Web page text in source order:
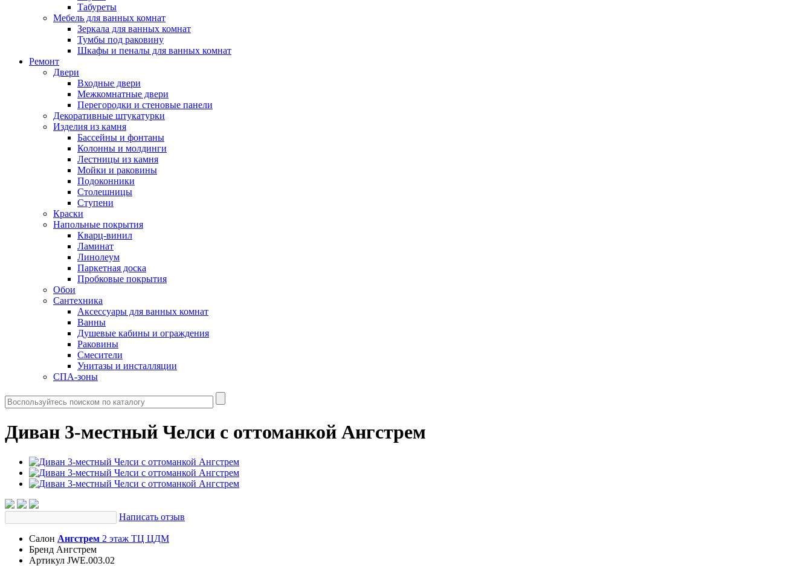
Табуреты
Мебель для ванных комнат
Зеркала для ванных комнат
Тумбы под раковину
Шкафы и пеналы для ванных комнат
Ремонт
Двери
Входные двери
Межкомнатные двери
Перегородки и стеновые панели
Декоративные штукатурки
Изделия из камня
Бассейны и фонтаны
Колонны и молдинги
Лестницы из камня
Мойки и раковины
Подоконники
Столешницы
Ступени
Краски
Напольные покрытия
Кварц-винил
Ламинат
Линолеум
Паркетная доска
Пробковые покрытия
Обои
Сантехника
Аксессуары для ванных комнат
Ванны
Душевые кабины и ограждения
Раковины
Смесители
Унитазы и инсталляции
СПА-зоны
Диван 3-местный Челси с оттоманкой Ангстрем
Написать отзыв
Салон Ангстрем 2 этаж ТЦ ЦДМ
Бренд Ангстрем
Артикул JWE.003.02